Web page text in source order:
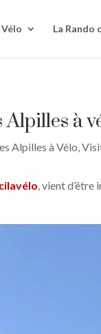
La Rando
à
Alpilles à Vélo ,
, vient d’être